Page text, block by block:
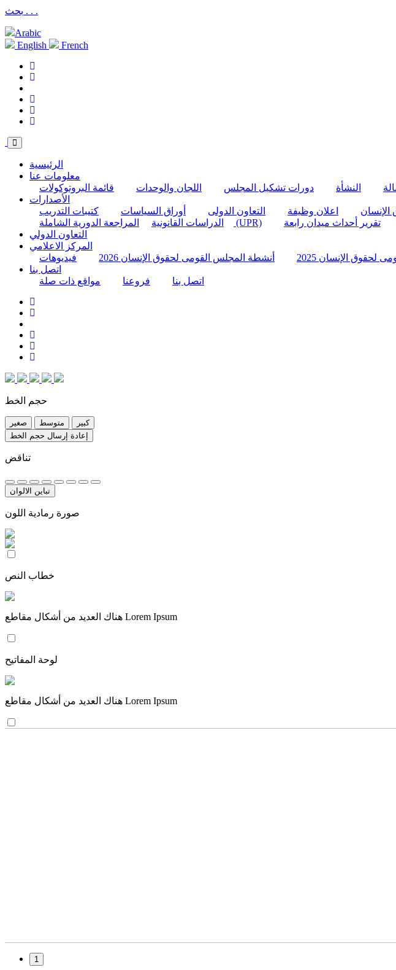
بحث . . .
Arabic
English
French
الرئيسية
معلومات عنا
النشأة دورات تشكيل المجلس اللجان والوحدات
قائمة البروتوكولات
الأصدارات
اعلان وظيفة التعاون الدولى أوراق السياسات
كتيبات التدريب
الدراسات القانونية
المراجعة الدورية الشاملة (UPR)
تقرير أحداث ميدان رابعة
التعاون الدولي
المركز الاعلامي
لحقوق الإنسان 2025 أنشطة المجلس القومى لحقوق الإنسان 2026
فيديوهات
اتصل بنا
اتصل بنا
فروعنا مواقع ذات صلة
حجم الخط
صغير متوسط
كبير
إعادة إرسال حجم الخط
تناقض
تباين الالوان
صورة رمادية اللون
خطاب النص
هناك العديد من أشكال مقاطع Lorem Ipsum
لوحة المفاتيح
هناك العديد من أشكال مقاطع Lorem Ipsum
1